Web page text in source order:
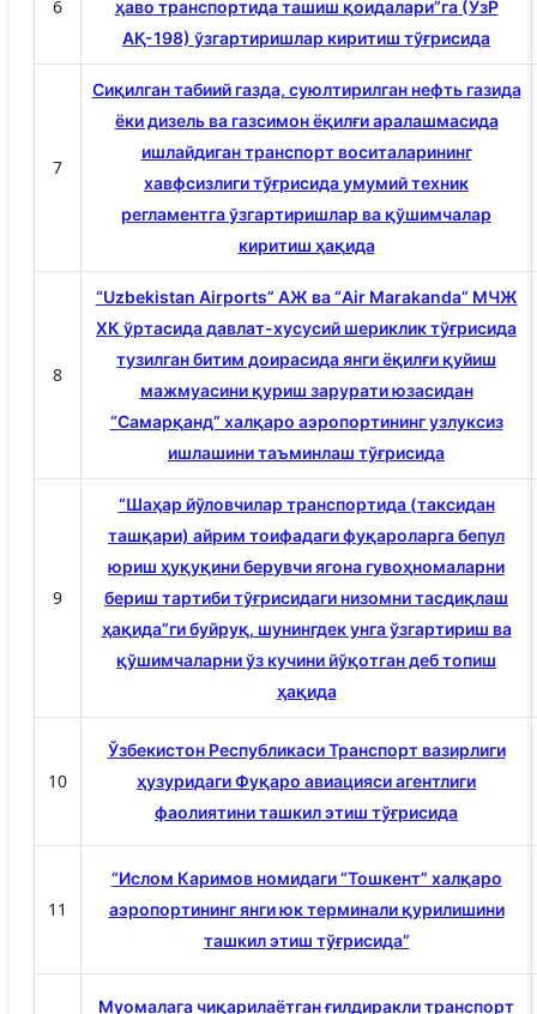
6
ҳаво транспортида ташиш қоидалари”га (ЎзР
АҚ-198) ўзгартиришлар киритиш тўғрисида
7
Сиқилган табиий газда, суюлтирилган нефть газида
ёки дизель ва газсимон ёқилғи аралашмасида
ишлайдиган транспорт воситаларининг
хавфсизлиги тўғрисида умумий техник
регламентга ўзгартиришлар ва қўшимчалар
киритиш ҳақида
8
“Uzbekistan Airports” АЖ ва “Air Marakanda” МЧЖ
ХК ўртасида давлат-хусусий шериклик тўғрисида
тузилган битим доирасида янги ёқилғи қуйиш
мажмуасини қуриш зарурати юзасидан
“Самарқанд” халқаро аэропортининг узлуксиз
ишлашини таъминлаш тўғрисида
9
“Шаҳар йўловчилар транспортида (таксидан
ташқари) айрим тоифадаги фуқароларга бепул
юриш ҳуқуқини берувчи ягона гувоҳномаларни
бериш тартиби тўғрисидаги низомни тасдиқлаш
ҳақида”ги буйруқ, шунингдек унга ўзгартириш ва
қўшимчаларни ўз кучини йўқотган деб топиш
ҳақида
10
Ўзбекистон Республикаси Транспорт вазирлиги
ҳузуридаги Фуқаро авиацияси агентлиги
фаолиятини ташкил этиш тўғрисида
11
“Ислом Каримов номидаги “Тошкент” халқаро
аэропортининг янги юк терминали қурилишини
ташкил этиш тўғрисида”
Муомалага чиқарилаётган ғилдиракли транспорт